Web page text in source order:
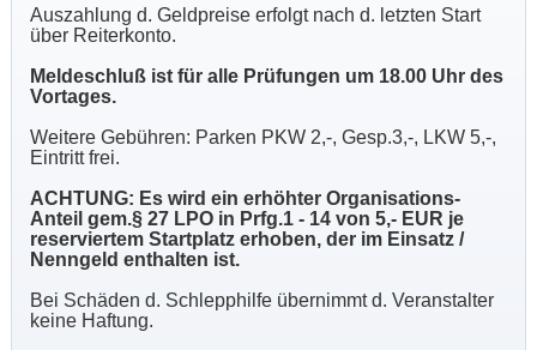
Auszahlung d. Geldpreise erfolgt nach d. letzten Start
über Reiterkonto.
Meldeschluß ist für alle Prüfungen um 18.00 Uhr des
Vortages.
Weitere Gebühren: Parken PKW 2,-, Gesp.3,-, LKW 5,-,
Eintritt frei.
ACHTUNG: Es wird ein erhöhter Organisations-
Anteil gem.§ 27 LPO in Prfg.1 - 14 von 5,- EUR je
reserviertem Startplatz erhoben, der im Einsatz /
Nenngeld enthalten ist.
Bei Schäden d. Schlepphilfe übernimmt d. Veranstalter
keine Haftung.